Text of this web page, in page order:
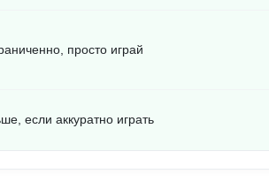
просто играй
если аккуратно играть